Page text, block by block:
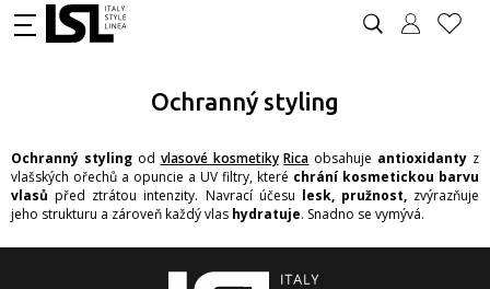
Ochranný styling
Ochranný stylingod vlasové kosmetiky Rica obsahuje antioxidanty z
vlašských ořechů a opuncie a UV filtry, které chrání kosmetickou barvu
vlasů před ztrátou intenzity. Navrací účesu lesk, pružnost,zvýrazňuje
jeho strukturu a zároveň každý vlas hydratuje. Snadno se vymývá.